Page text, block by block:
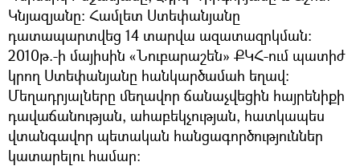
Կնյազյանը։ Համլետ Ստեփանյանը
դատապարտվեց 14 տարվա ազատազրկման։
2010թ.-ի մայիսին «Նուբարաշեն» ՔԿՀ-ում պատիժ
կրող Ստեփանյանը հանկարծամահ եղավ։
Մեղադրյալները մեղավոր ճանաչվեցին հայրենիքի
դավաճանության, ահաբեկչության, հատկապես
վտանգավոր պետական հանցագործություններ
կատարելու համար։